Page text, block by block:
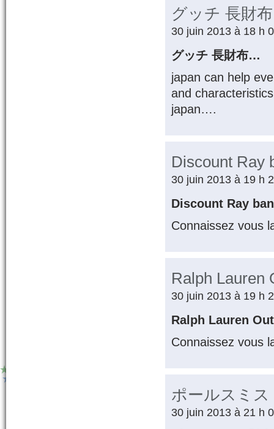
グッチ 長財布
30 juin 2013 à 18 h
グッチ 長財布…
japan can help
and
japan….
Discount Ray
30 juin 2013 à 19 h
Discount Ray
Connaissez vous
Ralph Lauren
30 juin 2013 à 19 h
Ralph Lauren
Connaissez vous
ポールスミス
30 juin 2013 à 21 h